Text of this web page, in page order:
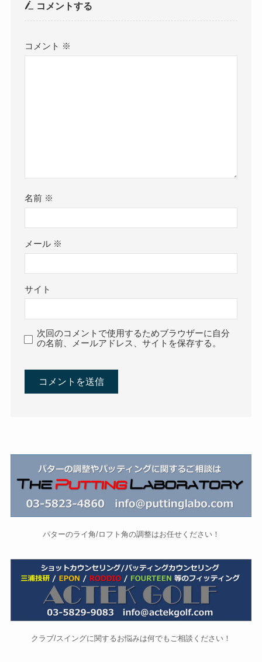
コメントする
コメント ※
名前 ※
メール ※
サイト
次回のコメントで使用するためブラウザーに自分
の名前、メールアドレス、サイトを保存する。
パターのライ角/ロフト角の調整はお任せください！
クラブ/スイングに関するお悩みは何でもご相談ください！